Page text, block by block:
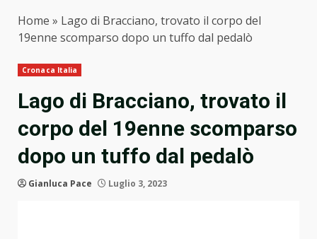
Home » Lago di Bracciano, trovato il corpo del
19enne scomparso dopo un tuffo dal pedalò
Cronaca Italia
Lago di Bracciano, trovato il
corpo del 19enne scomparso
dopo un tuffo dal pedalò
Gianluca Pace Luglio 3, 2023